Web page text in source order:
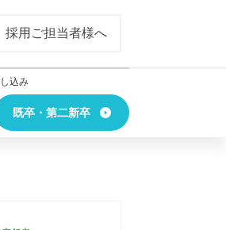
採用ご担当者様へ
込み
既卒・第二新卒